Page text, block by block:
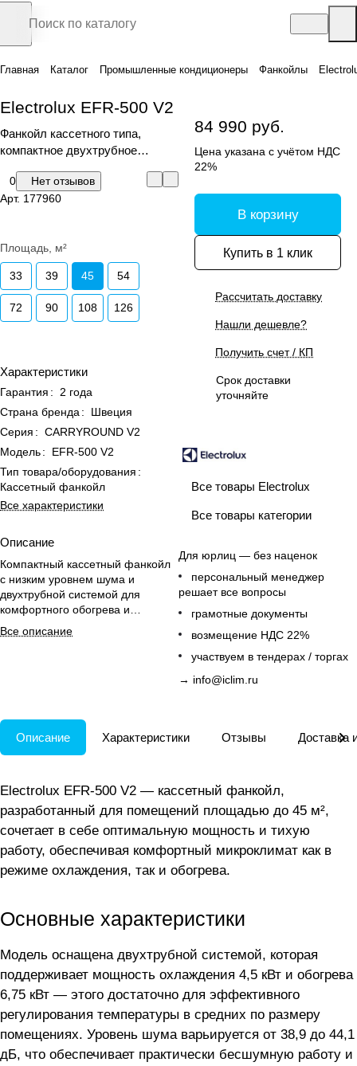
Главная Каталог Промышленные кондиционеры Фанкойлы
Electrolux EFR-500 V2
Фанкойл кассетного типа,
компактное двухтрубное
CARRYROUND V2
0
Нет отзывов
Арт. 177960
Площадь, м²
33 39 45 54
72 90 108 126
Характеристики
Гарантия :
2 года
Страна бренда :
Швеция
Серия : CARRYROUND V2
Модель:
EFR-500 V2
Тип товара/оборудования :
Кассетный фанкойл
Все характеристики
Описание
Компактный кассетный фанкойл
с низким уровнем шума и
двухтрубной системой для
комфортного обогрева и
охлаждения помещений до 45
м².
Все описание
84 990 руб.
Цена указана с учётом НДС
22%
В корзину
Купить в 1 клик
Рассчитать доставку
Нашли дешевле?
Получить счет / КП
Срок доставки
уточняйте
Все товары Electrolux
Все товары категории
Для юрлиц — без наценок
персональный менеджер
решает все вопросы
грамотные документы
возмещение НДС 22%
участвуем в тендерах / торгах
→ info@iclim.ru
Описание Характеристики Отзывы Доставка
Electrolux EFR-500 V2 — кассетный фанкойл,
разработанный для помещений площадью до 45 м²,
сочетает в себе оптимальную мощность и тихую
работу, обеспечивая комфортный микроклимат как в
режиме охлаждения, так и обогрева.
Основные характеристики
Модель оснащена двухтрубной системой, которая
поддерживает мощность охлаждения 4,5 кВт и обогрева
6,75 кВт — этого достаточно для эффективного
регулирования температуры в средних по размеру
помещениях. Уровень шума варьируется от 38,9 до 44,1
дБ, что обеспечивает практически бесшумную работу и